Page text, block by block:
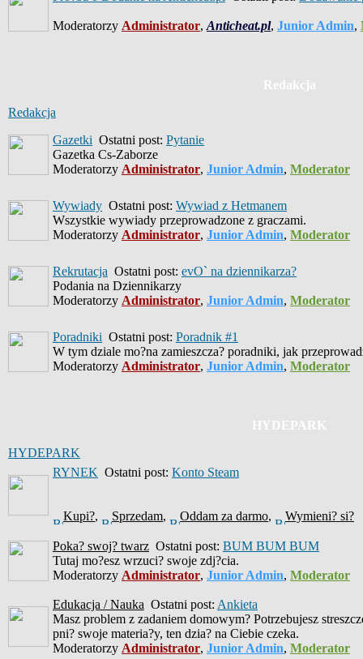
Moderatorzy Administrator, Anticheat.pl, Junior Admin,
Redakcja
Redakcja
Gazetki Ostatni post: Pytanie
Gazetka Cs-Zaborze
Moderatorzy Administrator, Junior Admin, Moderator
Wywiady Ostatni post: Wywiad z Hetmanem
Wszystkie wywiady przeprowadzone z graczami.
Moderatorzy Administrator, Junior Admin, Moderator
Rekrutacja Ostatni post: evO` na dziennikarza?
Podania na Dziennikarzy
Moderatorzy Administrator, Junior Admin, Moderator
Poradniki Ostatni post: Poradnik #1
W tym dziale mo?na zamieszcza? poradniki, jak
Moderatorzy Administrator, Junior Admin, Moderator
HYDEPARK
HYDEPARK
RYNEK Ostatni post: Konto Steam
Kupi?, Sprzedam, Oddam za darmo, Wymieni? si?
Poka? swoj? twarz Ostatni post: BUM BUM BUM
Tutaj mo?esz wrzuci? swoje zdj?cia.
Moderatorzy Administrator, Junior Admin, Moderator
Edukacja / Nauka Ostatni post: Ankieta
Masz problem z zadaniem domowym? Potrzebujesz
pni? swoje materia?y, ten dzia? na Ciebie czeka.
Moderatorzy Administrator, Junior Admin, Moderator